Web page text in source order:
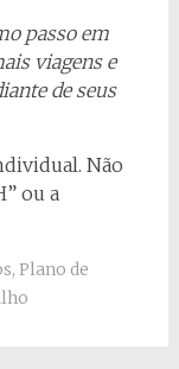
passo em
viagens e
de seus
Não
ou a
, Plano de